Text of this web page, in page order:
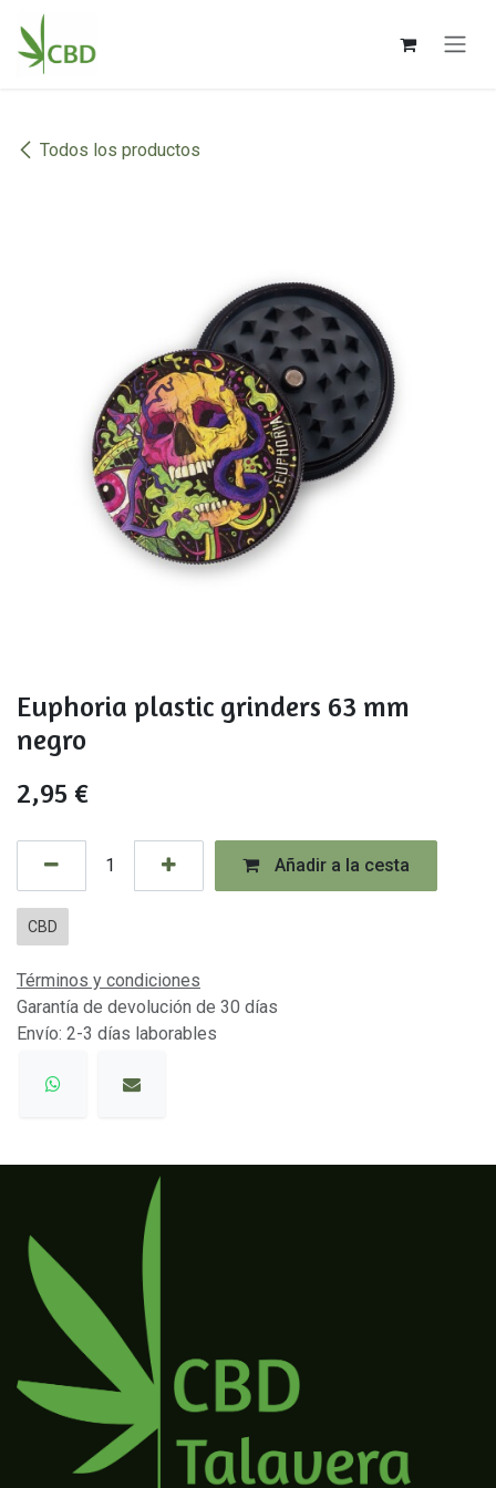
Ir al contenido
Todos los productos
Euphoria plastic grinders 63 mm
negro
2,95 €
Añadir a la cesta
CBD
Términos y condiciones
Garantía de devolución de 30 días
Envío: 2-3 días laborables